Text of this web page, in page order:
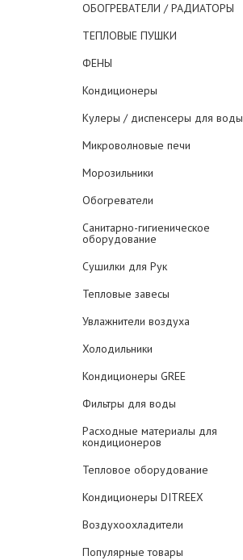
ОБОГРЕВАТЕЛИ / РАДИАТОРЫ
ТЕПЛОВЫЕ ПУШКИ
ФЕНЫ
Кондиционеры
Кулеры / диспенсеры для воды
Микроволновые печи
Морозильники
Обогреватели
Санитарно-гигиеническое
оборудование
Сушилки для Рук
Тепловые завесы
Увлажнители воздуха
Холодильники
Кондиционеры GREE
Фильтры для воды
Расходные материалы для
кондиционеров
Тепловое оборудование
Кондиционеры DITREEX
Воздухоохладители
Популярные товары